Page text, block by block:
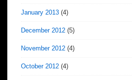
January 2013 (4)
December 2012 (5)
November 2012 (4)
October 2012 (4)